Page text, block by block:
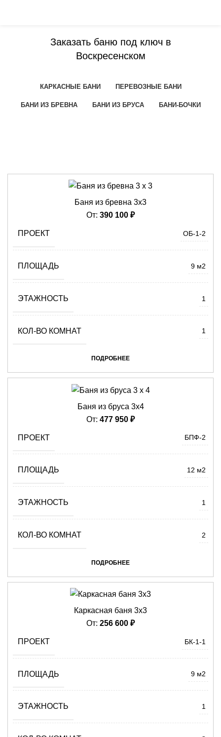
Заказать баню под ключ в
Воскресенском
КАРКАСНЫЕ БАНИ ПЕРЕВОЗНЫЕ БАНИ
БАНИ ИЗ БРЕВНА БАНИ ИЗ БРУСА БАНИ-БОЧКИ
Баня из бревна 3х3
От: 390 100 ₽
ПРОЕКТ ОБ-1-2
ПЛОЩАДЬ 9 м2
ЭТАЖНОСТЬ 1
КОЛ-ВО КОМНАТ 1
ПОДРОБНЕЕ
Баня из бруса 3х4
От: 477 950 ₽
ПРОЕКТ БПФ-2
ПЛОЩАДЬ 12 м2
ЭТАЖНОСТЬ 1
КОЛ-ВО КОМНАТ 2
ПОДРОБНЕЕ
Каркасная баня 3х3
От: 256 600 ₽
ПРОЕКТ БК-1-1
ПЛОЩАДЬ 9 м2
ЭТАЖНОСТЬ 1